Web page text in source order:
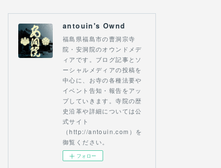
antouin's Ownd
福島県福島市の曹洞宗寺
院・安洞院のオウンドメデ
ィアです。ブログ記事とソ
ーシャルメディアの投稿を
中心に、お寺の各種法要や
イベント告知・報告をアッ
プしていきます。寺院の歴
史沿革や詳細については公
式サイト
（http://antouin.com）を
御覧ください。
フォロー